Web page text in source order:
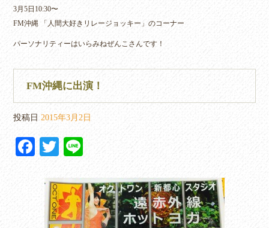
3月5日10:30〜
FM沖縄 「人間大好きリレージョッキー」のコーナー
パーソナリティーはいらみねぜんこさんです！
FM沖縄に出演！
投稿日 2015年3月2日
Fa
bo
ok
T
tte
r